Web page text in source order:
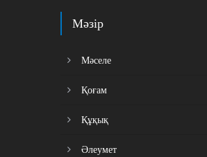
Мәзір
Мәселе
Қоғам
Құқық
Әлеумет